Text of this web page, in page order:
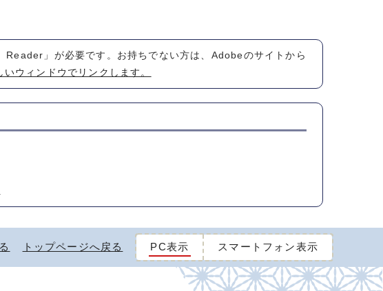
」が必要です。お持ちでない方は、Adobeのサイトから
ウィンドウでリンクします。
トップページへ戻る PC表示 スマートフォン表示